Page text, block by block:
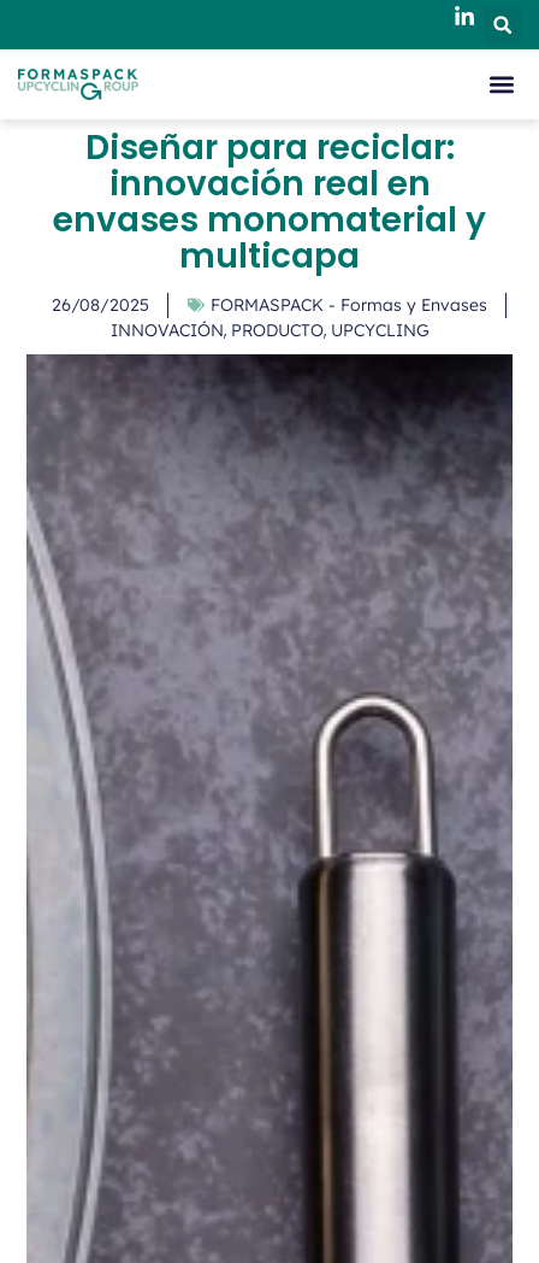
Diseñar para reciclar:
innovación real en
envases monomaterial y
multicapa
26/08/2025
FORMASPACK - Formas y Envases
INNOVACIÓN, PRODUCTO, UPCYCLING